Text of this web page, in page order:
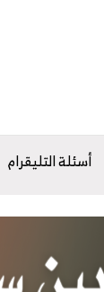
أسئلة التليقرام